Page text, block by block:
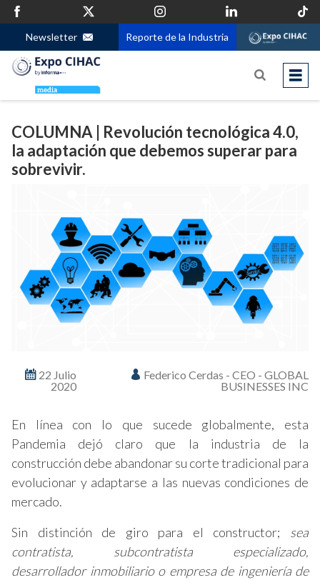
Newsletter Reporte de la Industria
COLUMNA | Revolución tecnológica 4.0,
la adaptación que debemos superar para
sobrevivir.
22 Julio
2020
Federico Cerdas - CEO - GLOBAL
BUSINESSES INC
En línea con lo que sucede globalmente, esta
Pandemia dejó claro que la industria de la
construcción debe abandonar su corte tradicional para
evolucionar y adaptarse a las nuevas condiciones de
mercado.
Sin distinción de giro para el constructor; sea
contratista, subcontratista especializado,
desarrollador inmobiliario o empresa de ingeniería de